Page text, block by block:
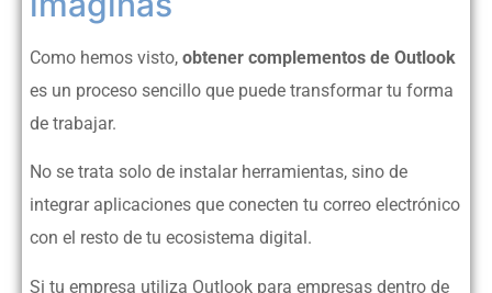
Como hemos visto, obtener complementos de Outlook
es un proceso sencillo que puede transformar tu forma
de trabajar.
No se trata solo de instalar herramientas, sino de
integrar aplicaciones que conecten tu correo electrónico
con el resto de tu ecosistema digital.
Si tu empresa utiliza Outlook para empresas dentro de